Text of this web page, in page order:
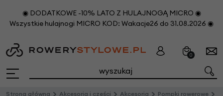
◉ DODATKOWE -10% LATO Z HULAJNOGĄ MICRO ◉
Wszystkie hulajnogi MICRO KOD: Wakacje26 do 31.08.2026 ◉
0
Strona główna Akcesoria i części Akcesoria Pompki rowerowe